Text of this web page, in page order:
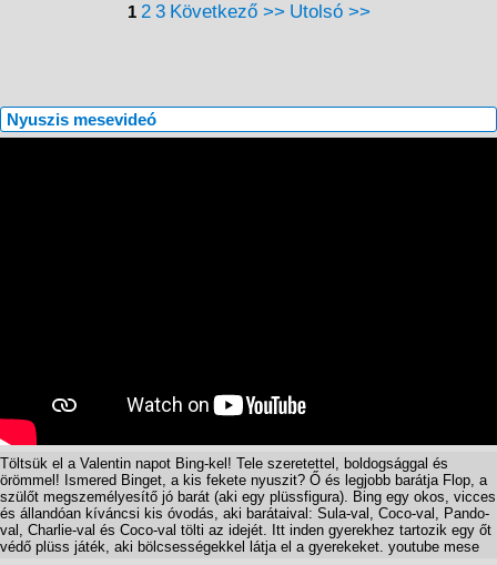
1 2 3 Következő >> Utolsó >>
Nyuszis mesevideó
Töltsük el a Valentin napot Bing-kel! Tele szeretettel, boldogsággal és
örömmel! Ismered Binget, a kis fekete nyuszit? Ő és legjobb barátja Flop, a
szülőt megszemélyesítő jó barát (aki egy plüssfigura). Bing egy okos, vicces
és állandóan kíváncsi kis óvodás, aki barátaival: Sula-val, Coco-val, Pando-
val, Charlie-val és Coco-val tölti az idejét. Itt inden gyerekhez tartozik egy őt
védő plüss játék, aki bölcsességekkel látja el a gyerekeket. youtube mese